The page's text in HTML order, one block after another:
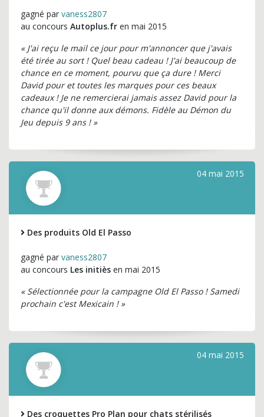
gagné par vaness2807
au concours Autoplus.fr en mai 2015
« J'ai reçu le mail ce jour pour m'annoncer que j'avais
été tirée au sort ! Quel beau cadeau ! J'ai beaucoup de
chance en ce moment, pourvu que ça dure ! Merci
David pour et toutes les marques pour ces beaux
cadeaux ! Je ne remercierai jamais assez David pour la
chance qu'il donne aux démons. Fidèle au Démon du
Jeu depuis 9 ans ! »
04 mai 2015
Des produits Old El Passo
gagné par vaness2807
au concours Les initiès en mai 2015
« Sélectionnée pour la campagne Old El Passo ! Samedi
prochain c'est Mexicain ! »
04 mai 2015
Des croquettes Pro Plan pour chats stérilisés